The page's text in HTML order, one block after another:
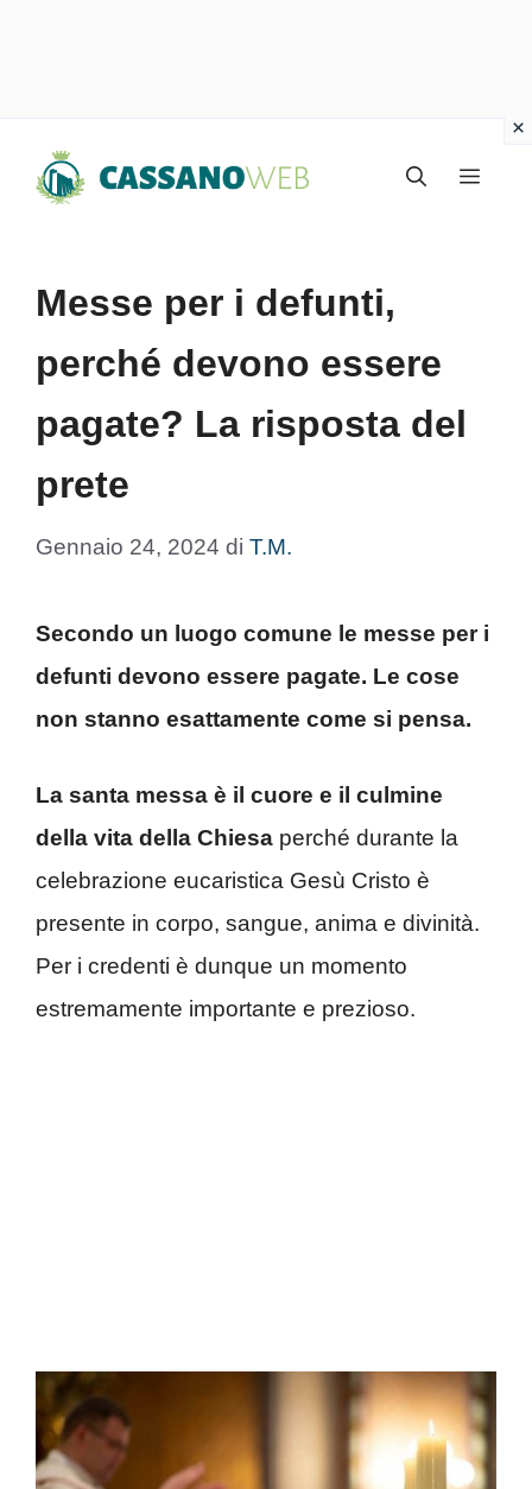
Menu
Messe per i defunti,
perché devono essere
pagate? La risposta del
prete
Gennaio 24, 2024 di T.M.
Secondo un luogo comune le messe per i
defunti devono essere pagate. Le cose
non stanno esattamente come si pensa.
La santa messa è il cuore e il culmine
della vita della Chiesa perché durante la
celebrazione eucaristica Gesù Cristo è
presente in corpo, sangue, anima e divinità.
Per i credenti è dunque un momento
estremamente importante e prezioso.